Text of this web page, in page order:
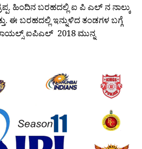
ಹಿಂದಿನ ಬರಹದಲ್ಲಿ ಐ ಪಿ ಎಲ್ ನ ನಾಲ್ಕು
ಈ ಬರಹದಲ್ಲಿ ಇನ್ನುಳಿದ ತಂಡಗಳ ಬಗ್ಗೆ
ಐಪಿಎಲ್ 2018 ಮುನ್ನ